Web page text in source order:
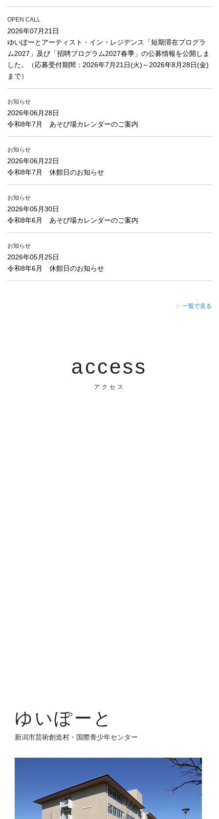
OPEN CALL
2026年07月21日
ゆいぽーとアーティスト・イン・レジデンス「短期滞在プログラ
ム2027」及び「招聘プログラム2027春季」の公募情報を公開しま
した。（応募受付期間：2026年7月21日(火)～2026年8月28日(金)
まで）
お知らせ
2026年06月28日
令和8年7月 あそび場カレンダーのご案内
お知らせ
2026年06月22日
令和8年7月 休館日のお知らせ
お知らせ
2026年05月30日
令和8年6月 あそび場カレンダーのご案内
お知らせ
2026年05月25日
令和8年6月 休館日のお知らせ
一覧で見る
access
アクセス
ゆいぽーと
新潟市芸術創造村・国際青少年センター